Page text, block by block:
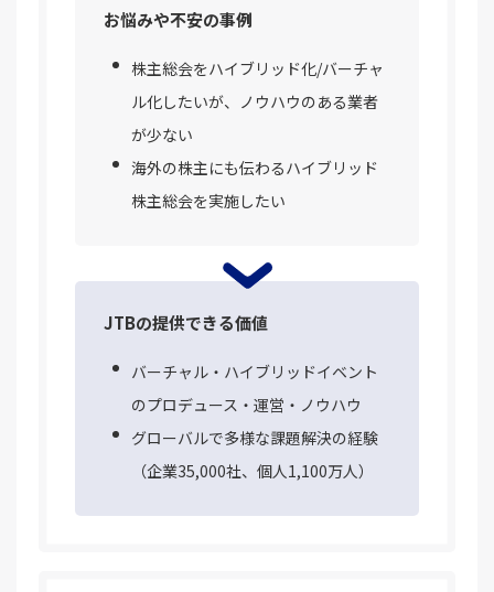
お悩みや不安の事例
株主総会をハイブリッド化/バーチャ
ル化したいが、ノウハウのある業者
が少ない
海外の株主にも伝わるハイブリッド
株主総会を実施したい
JTBの提供できる価値
バーチャル・ハイブリッドイベント
のプロデュース・運営・ノウハウ
グローバルで多様な課題解決の経験
（企業35,000社、個人1,100万人）